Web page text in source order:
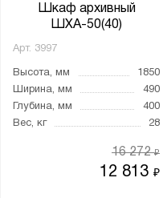
Шкаф архивный
ШХА-50(40)
Арт. 3997
Высота, мм
1850
Ширина, мм
490
Глубина, мм
400
Вес, кг
28
12 813₽
16 272₽